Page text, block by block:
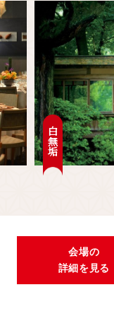
白無垢
会場の
詳細を見る